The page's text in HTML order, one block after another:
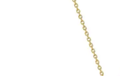
#ペア
#くまのプーさ